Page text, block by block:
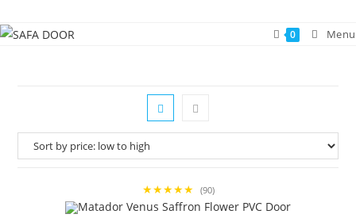
content
0 Menu
★★★★★ (90)